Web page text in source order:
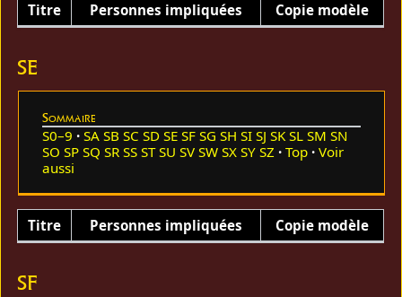
Titre Personnes impliquées Copie modèle
SE
Sommaire
S0–9 SA SB SC SD SE SF SG SH SI SJ SK SL SM SN
SO SP SQ SR SS ST SU SV SW SX SY SZ Top
Voir
aussi
Titre Personnes impliquées Copie modèle
SF